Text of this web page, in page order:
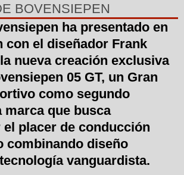
BOVENSIEPEN
ha presentado en
con el diseñador Frank
nueva creación exclusiva
05 GT, un Gran
como segundo
marca que busca
placer de conducción
combinando diseño
vanguardista.